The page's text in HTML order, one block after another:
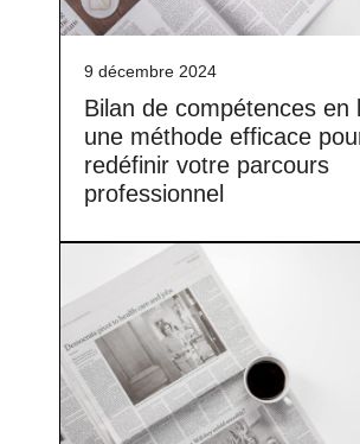
9 décembre 2024
Bilan de compétences en
une méthode efficace
redéfinir votre parcours
professionnel